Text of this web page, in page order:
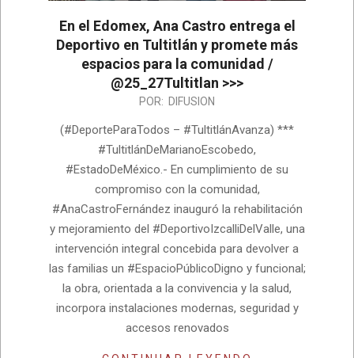
En el Edomex, Ana Castro entrega el
Deportivo en Tultitlán y promete más
espacios para la comunidad /
@25_27Tultitlan >>>
07-
POR: DIFUSION
(#DeporteParaTodos – #TultitlánAvanza) ***
#TultitlánDeMarianoEscobedo,
#EstadoDeMéxico.- En cumplimiento de su
compromiso con la comunidad,
#AnaCastroFernández inauguró la rehabilitación
y mejoramiento del #DeportivoIzcalliDelValle, una
intervención integral concebida para devolver a
las familias un #EspacioPúblicoDigno y funcional;
la obra, orientada a la convivencia y la salud,
incorpora instalaciones modernas, seguridad y
accesos renovados